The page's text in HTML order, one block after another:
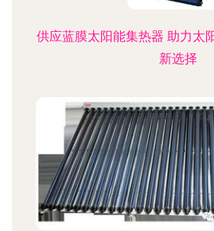
供应蓝膜太阳能集热器 助力太
新选择